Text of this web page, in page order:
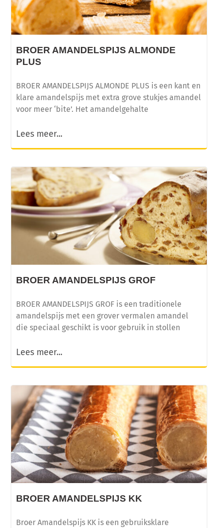
BROER AMANDELSPIJS ALMONDE
PLUS
BROER AMANDELSPIJS ALMONDE PLUS is een kant en
klare amandelspijs met extra grove stukjes amandel
voor meer ‘bite’. Het amandelgehalte
Lees meer...
BROER AMANDELSPIJS GROF
BROER AMANDELSPIJS GROF is een traditionele
amandelspijs met een grover vermalen amandel
die speciaal geschikt is voor gebruik in stollen
Lees meer...
BROER AMANDELSPIJS KK
Broer Amandelspijs KK is een gebruiksklare